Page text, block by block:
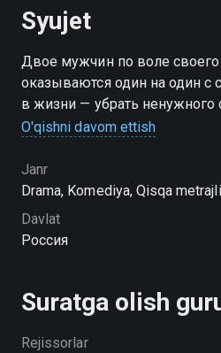
Syujet
Двое мужчин по воле своего
оказываются один на один с
в жизни — убрать ненужного
дела сделана: они уже
кто исполнит приказ. Но
что никто из них раньше не
работой, да и пачкать руки
через моральные принципы,
O'qishni davom ettish
Janr
Drama, Komediya, Qisqa metrajli
Davlat
Россия
Suratga olish
Rejissorlar